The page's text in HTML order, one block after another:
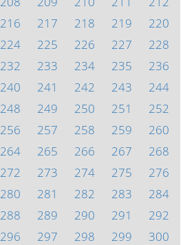
216 217 218 219
220
224 225 226 227
228
232 233 234 235
236
240 241 242 243
244
248 249 250 251
252
256 257 258 259
260
264 265 266 267
268
272 273 274 275
276
280 281 282 283
284
288 289 290 291
292
296 297 298 299
300